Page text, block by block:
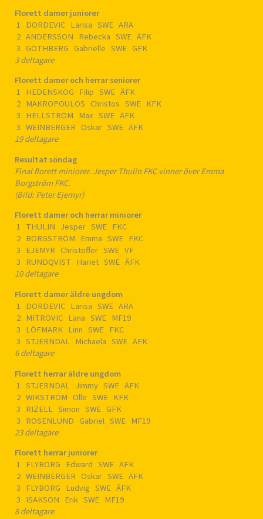
Florett damer juniorer
1 DORDEVIC Larisa SWE ARA
2 ANDERSSON Rebecka SWE ÄFK
3 GÖTHBERG Gabrielle SWE GFK
3 deltagare
Florett damer och herrar seniorer
1 HEDENSKOG Filip SWE ÄFK
2 MAKROPOULOS Christos SWE KFK
3 HELLSTRÖM Max SWE ÄFK
3 WEINBERGER Oskar SWE ÄFK
19 deltagare
Resultat söndag
Final florett miniorer. Jesper Thulin FKC vinner över Emma
Borgström FKC.
(Bild: Peter Ejemyr)
Florett damer och herrar miniorer
1 THULIN Jesper SWE FKC
2 BORGSTRÖM Emma SWE FKC
3 EJEMYR Christoffer SWE VF
3 RUNDQVIST Hariet SWE ÄFK
10 deltagare
Florett damer äldre ungdom
1 DORDEVIC Larisa SWE ARA
2 MITROVIC Lana SWE MF19
3 LÖFMARK Linn SWE FKC
3 STJERNDAL Michaela SWE ÄFK
6 deltagare
Florett herrar äldre ungdom
1 STJERNDAL Jimmy SWE ÄFK
2 WIKSTRÖM Olle SWE KFK
3 RIZELL Simon SWE GFK
3 ROSENLUND Gabriel SWE MF19
23 deltagare
Florett herrar juniorer
1 FLYBORG Edward SWE ÄFK
2 WEINBERGER Oskar SWE ÄFK
3 FLYBORG Ludvig SWE ÄFK
3 ISAKSON Erik SWE MF19
8 deltagare